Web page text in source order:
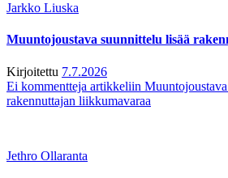
Jarkko Liuska
Muuntojoustava suunnittelu lisää
Kirjoitettu 7.7.2026
Ei kommentteja artikkeliin
rakennuttajan liikkumavaraa
Jethro Ollaranta